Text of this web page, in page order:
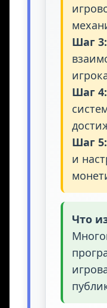
Шаг 3:
Шаг 4:
Шаг 5:
и
Что